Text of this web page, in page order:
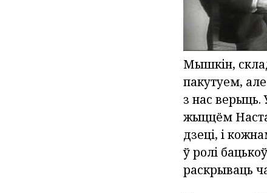
Мышкін,
пакутуем,
з нас верыць.
жыццём
дзеці, і
ў ролі
раскрываць